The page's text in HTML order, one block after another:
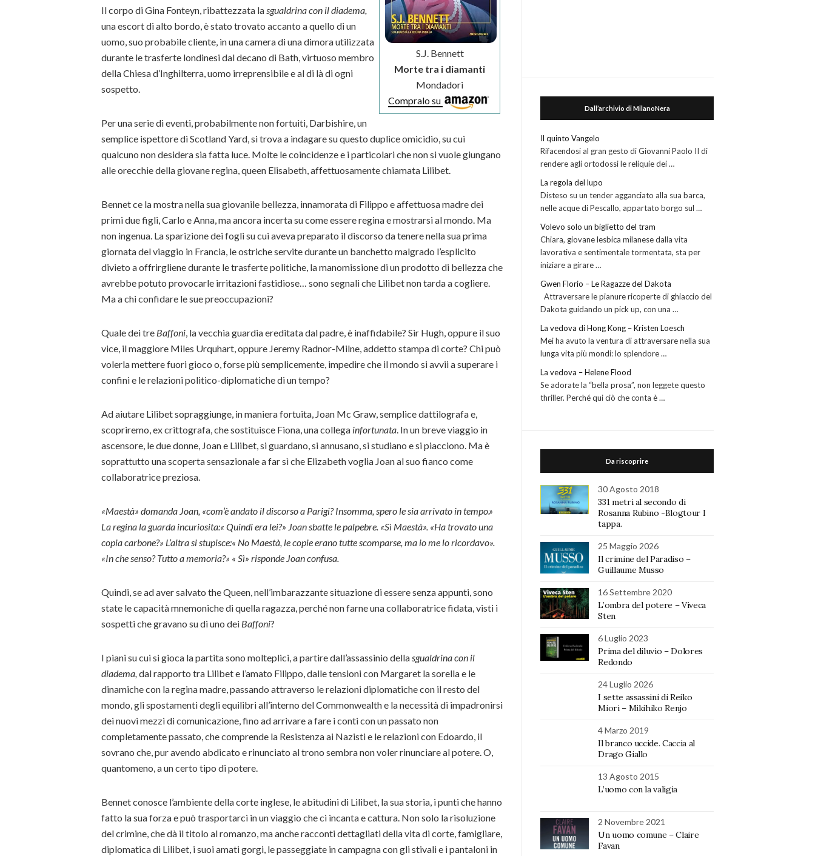
S.J. Bennett
Morte tra i diamanti
Mondadori
Compralo su
Il corpo di Gina Fonteyn, ribattezzata lasgualdrina con il diadema,
una escort di alto bordo, è stato trovato accanto a quello di un
uomo, suo probabile cliente, in una camera di una dimora utilizzata
durante le trasferte londinesi dal decano di Bath, virtuoso membro
della Chiesa d’Inghilterra, uomo irreprensibile e al di là di ogni
sospetto.
Per una serie di eventi, probabilmente non fortuiti, Darbishire, un
semplice ispettore di Scotland Yard, si trova a indagare su questo duplice omicidio, su cui
qualcuno non desidera sia fatta luce. Molte le coincidenze e i particolari che non si vuole giungano
alle orecchie della giovane regina, queen Elisabeth, affettuosamente chiamata Lilibet.
Bennet ce la mostra nella sua giovanile bellezza, innamorata di Filippo e affettuosa madre dei
primi due figli, Carlo e Anna, ma ancora incerta su come essere regina e mostrarsi al mondo. Ma
non ingenua. La sparizione dei fogli su cui aveva preparato il discorso da tenere nella sua prima
giornata del viaggio in Francia, le ostriche servite durante un banchetto malgrado l’esplicito
divieto a offrirgliene durante le trasferte politiche, la manomissione di un prodotto di bellezza che
avrebbe potuto provocarle irritazioni fastidiose… sono segnali che Lilibet non tarda a cogliere.
Ma a chi confidare le sue preoccupazioni?
Quale dei tre Baffoni, la vecchia guardia ereditata dal padre, è inaffidabile? Sir Hugh, oppure il suo
vice, il maggiore Miles Urquhart, oppure Jeremy Radnor-Milne, addetto stampa di corte? Chi può
volerla mettere fuori gioco o, forse più semplicemente, impedire che il mondo si avvii a superare i
confini e le relazioni politico-diplomatiche di un tempo?
Ad aiutare Lilibet sopraggiunge, in maniera fortuita, Joan Mc Graw, semplice dattilografa e,
scopriremo, ex crittografa, che sostituisce Fiona, una collega infortunata. In un breve viaggio in
ascensore, le due donne, Joan e Lilibet, si guardano, si annusano, si studiano e si piacciono. Ma è
soprattutto una scoperta sensazionale a far sì che Elizabeth voglia Joan al suo fianco come
collaboratrice preziosa.
«Maestà» domanda Joan, «com’è andato il discorso a Parigi? Insomma, spero le sia arrivato in tempo.»
La regina la guarda incuriosita:« Quindi era lei?» Joan sbatte le palpebre. «Sì Maestà». «Ha trovato una
copia carbone?» L’altra si stupisce:« No Maestà, le copie erano tutte scomparse, ma io me lo ricordavo».
«In che senso? Tutto a memoria?» « Sì» risponde Joan confusa.
Quindi, se ad aver salvato the Queen, nell’imbarazzante situazione di essere senza appunti, sono
state le capacità mnemoniche di quella ragazza, perché non farne una collaboratrice fidata, visti i
sospetti che gravano su di uno dei Baffoni?
I piani su cui si gioca la partita sono molteplici, a partire dall’assassinio dellasgualdrina con il
diadema, dal rapporto tra Lilibet e l’amato Filippo, dalle tensioni con Margaret la sorella e le
dinamiche con la regina madre, passando attraverso le relazioni diplomatiche con il resto del
mondo, gli spostamenti degli equilibri all’interno del Commonwealth e la necessità di impadronirsi
dei nuovi mezzi di comunicazione, fino ad arrivare a fare i conti con un passato non
completamente passato, che comprende la Resistenza ai Nazisti e le relazioni con Edoardo, il
sovrano che, pur avendo abdicato e rinunciato al trono sembra non voler rinunciare al potere. O,
quantomeno, a un certo tipo di potere.
Bennet conosce l’ambiente della corte inglese, le abitudini di Lilibet, la sua storia, i punti che hanno
fatto la sua forza e può trasportarci in un viaggio che ci incanta e cattura. Non solo la risoluzione
del crimine, che dà il titolo al romanzo, ma anche racconti dettagliati della vita di corte, famigliare,
diplomatica di Lilibet, i suoi amati gorgi, le passeggiate in campagna con gli stivali e i pantaloni in
Dall’archivio di MilanoNera
Il quinto Vangelo
Rifacendosi al gran gesto di Giovanni Paolo II di
rendere agli ortodossi le reliquie dei …
La regola del lupo
Disteso su un tender agganciato alla sua barca,
nelle acque di Pescallo, appartato borgo sul …
Volevo solo un biglietto del tram
Chiara, giovane lesbica milanese dalla vita
lavorativa e sentimentale tormentata, sta per
iniziare a girare …
Gwen Florio – Le Ragazze del Dakota
Attraversare le pianure ricoperte di ghiaccio del
Dakota guidando un pick up, con una …
La vedova di Hong Kong – Kristen Loesch
Mei ha avuto la ventura di attraversare nella sua
lunga vita più mondi: lo splendore …
La vedova – Helene Flood
Se adorate la “bella prosa”, non leggete questo
thriller. Perché qui ciò che conta è …
Da riscoprire
30 Agosto 2018
331 metri al secondo di
Rosanna Rubino -Blogtour I
tappa.
25 Maggio 2026
Il crimine del Paradiso –
Guillaume Musso
16 Settembre 2020
L’ombra del potere – Viveca
Sten
6 Luglio 2023
Prima del diluvio – Dolores
Redondo
24 Luglio 2026
I sette assassini di Reiko
Miori – Mikihiko Renjo
4 Marzo 2019
Il branco uccide. Caccia al
Drago Giallo
13 Agosto 2015
L’uomo con la valigia
2 Novembre 2021
Un uomo comune – Claire
Favan